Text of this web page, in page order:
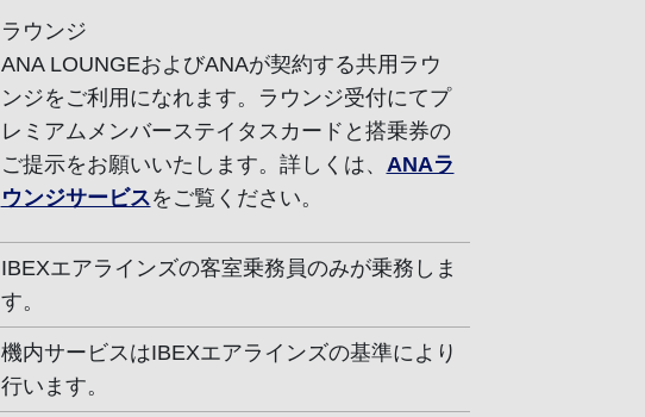
ラウンジ
ANA LOUNGEおよびANAが契約する共用ラウ
ンジをご利用になれます。ラウンジ受付にてプ
レミアムメンバーステイタスカードと搭乗券の
ご提示をお願いいたします。詳しくは、 ANAラ
ウンジサービスをご覧ください。
IBEXエアラインズの客室乗務員のみが乗務しま
す。
機内サービスはIBEXエアラインズの基準により
行います。